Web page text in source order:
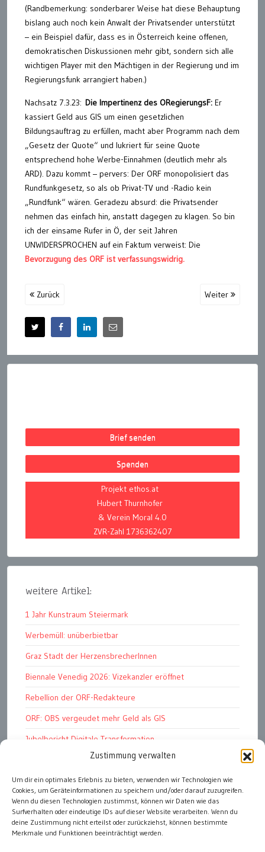
Zustimmung verwalten
Um dir ein optimales Erlebnis zu bieten, verwenden wir Technologien wie
Cookies, um Geräteinformationen zu speichern und/oder darauf zuzugreifen.
Wenn du diesen Technologien zustimmst, können wir Daten wie das
Surfverhalten oder eindeutige IDs auf dieser Website verarbeiten. Wenn du
deine Zustimmung nicht erteilst oder zurückziehst, können bestimmte
Merkmale und Funktionen beeinträchtigt werden.
(Randbemerkung: sonderbarer Weise hat diese Behauptung
bislang auch noch kein Anwalt der Privatsender unterstützt
– ein Beispiel dafür, dass es in Österreich keine offenen,
demokratischen Diskussionen mehr gibt, sondern sich alle
wichtigen Player mit den Mächtigen in der Regierung und im
Regierungsfunk arrangiert haben.)
Nachsatz 7.3.23: Die Impertinenz des ORegierungsF: Er
kassiert Geld aus GIS um einen gesetzlichen
Bildungsauftrag zu erfüllen, macht aber Programm nach dem
„Gesetz der Quote“ und lukriert für seine Quote
entsprechend hohe Werbe-Einnahmen (deutlich mehr als
ARD). Dazu kommt – pervers: Der ORF monopolisiert das
Rundfunkgesetz, so als ob Privat-TV und -Radio kein
„Rundfunk“ wären. Geradezu absurd: die Privatsender
nehmen das einfach hin, anstatt dagegen zu klagen. So bin
ich der einsame Rufer in Ö, der seit Jahren
UNWIDERSPROCHEN auf ein Faktum verweist: Die
Bevorzugung des ORF ist verfassungswidrig.
Zurück Weiter
Brief senden
Spenden
Projekt ethos.at
Hubert Thurnhofer
& Verein Moral 4.0
ZVR-Zahl 1736362407
weitere Artikel:
1 Jahr Kunstraum Steiermark
Werbemüll: unüberbietbar
Graz Stadt der HerzensbrecherInnen
Biennale Venedig 2026: Vizekanzler eröffnet
Rebellion der ORF-Redakteure
ORF: OBS vergeudet mehr Geld als GIS
Jubelbericht Digitale Transformation
RTR-Rundfunkfonds 2026
Kunstmarkt: Noble Begierden
Woher kommen die „Wiederösterreicher“?